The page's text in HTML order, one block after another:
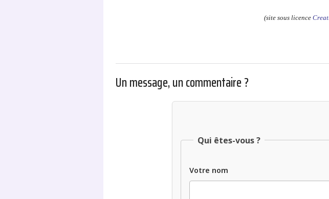
(site sous licence
Un message, un commentaire ?
Qui êtes-vous ?
Votre nom